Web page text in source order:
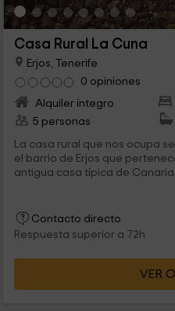
Casa Rural La Cuna
Erjos, Tenerife
0 opiniones
Alquiler íntegro
5 personas
La casa rural que nos ocupa
el barrio de Erjos que
antigua casa típica de
Contacto directo
Respuesta superior a 72h
VER